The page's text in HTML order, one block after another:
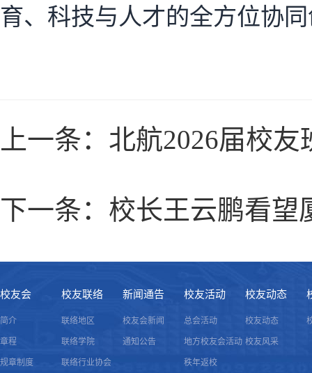
育、科技与人才的全方位协
上一条： 北航2026届校
下一条： 校长王云鹏看望
校友会
简介
章程
规章制度
校友联络
联络地区
联络学院
联络行业协会
新闻通告
校友会新闻
通知公告
校友活动
总会活动
地方校友会活动
秩年返校
校友动态
校友动态
校友风采